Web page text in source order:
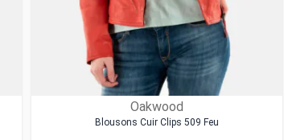
Oakwood
Blousons Cuir Clips 509 Feu